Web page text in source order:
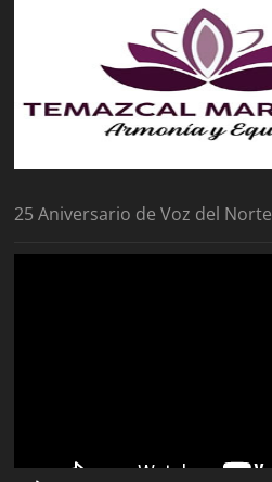
25 Aniversario de Voz del Norte